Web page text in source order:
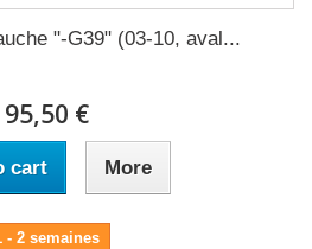
"-G39" (03-10, aval...
95,50 €
cart More
- 2 semaines